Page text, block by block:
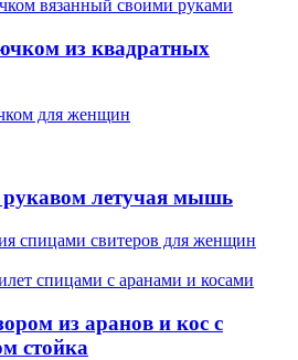
из квадратных
для женщин
рукавом летучая мышь
спицами свитеров для женщин
из аранов и кос с
стойка